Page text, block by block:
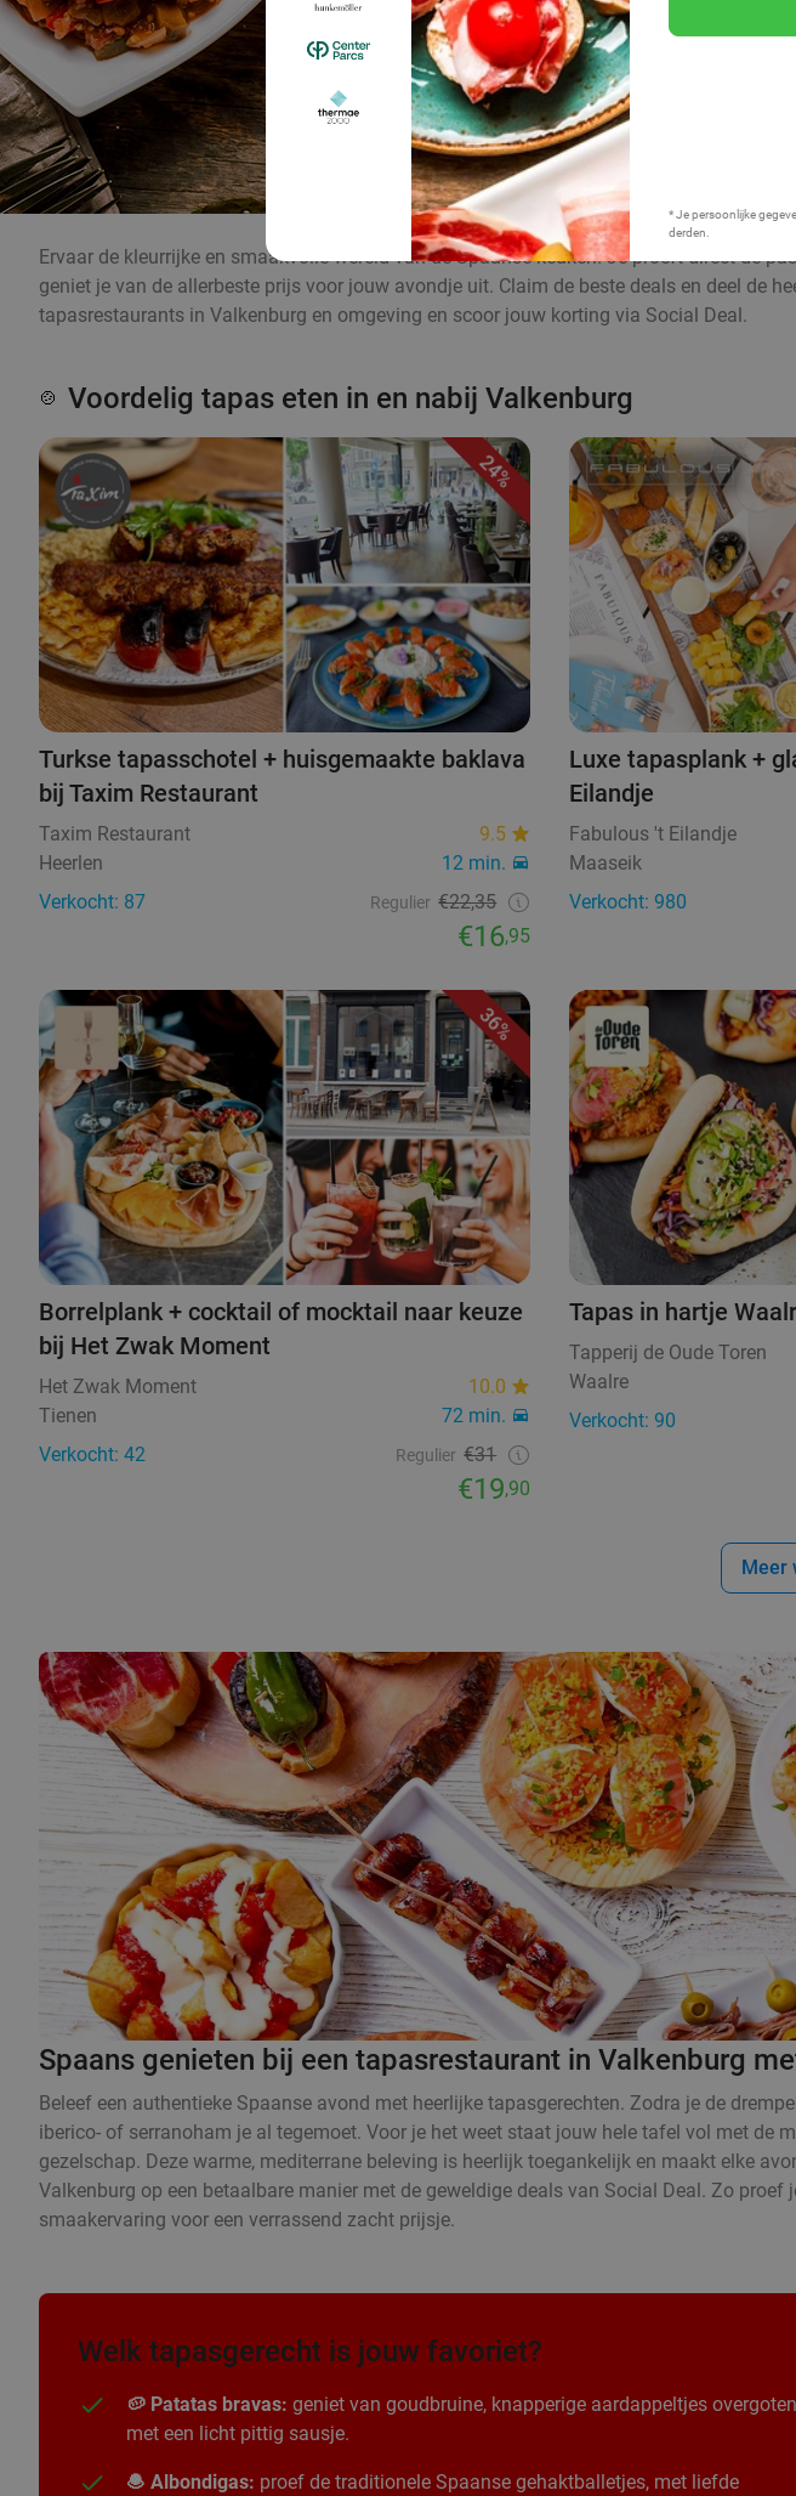
* Je persoonlijke
derden.
Ervaar de kleurrijke en smaakvolle wereld van de Spaanse keuken. Je proeft direct de
geniet je van de allerbeste prijs voor jouw avondje uit. Claim de beste deals en deel de
tapasrestaurants in Valkenburg en omgeving en scoor jouw korting via Social Deal.
🍲 Voordelig tapas eten in en nabij Valkenburg
24%
Turkse tapasschotel + huisgemaakte baklava
bij Taxim Restaurant
Taxim Restaurant
9.5
Heerlen
12 min.
Verkocht: 87
Regulier €22,35
€16,95
Luxe tapasplank +
Eilandje
Fabulous 't Eilandje
Maaseik
Verkocht: 980
36%
Borrelplank + cocktail of mocktail naar keuze
bij Het Zwak Moment
Het Zwak Moment
10.0
Tienen
72 min.
Verkocht: 42
Regulier €31
€19,90
Tapas in hartje
Tapperij de Oude Toren
Waalre
Verkocht: 90
Meer
Spaans genieten bij een tapasrestaurant in Valkenburg
Beleef een authentieke Spaanse avond met heerlijke tapasgerechten. Zodra je de
iberico- of serranoham je al tegemoet. Voor je het weet staat jouw hele tafel vol met
gezelschap. Deze warme, mediterrane beleving is heerlijk toegankelijk en maakt elke
Valkenburg op een betaalbare manier met de geweldige deals van Social Deal. Zo
smaakervaring voor een verrassend zacht prijsje.
Welk tapasgerecht is jouw favoriet?
🥔 Patatas bravas: geniet van goudbruine, knapperige aardappeltjes overgoten
met een licht pittig sausje.
🧆 Albondigas: proef de traditionele Spaanse gehaktballetjes, met liefde